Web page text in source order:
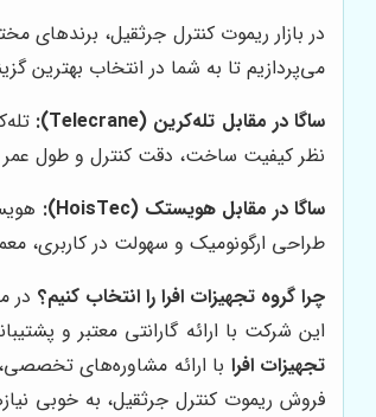
در بازار ریموت کنترل جرثقیل، برندهای
می‌پردازیم تا به شما در انتخاب بهترین
ساگا در مقابل تله‌کرین (Telecrane):
نظر کیفیت ساخت، دقت کنترل و طول عمر
ساگا در مقابل هویستک (HoisTec):
طراحی ارگونومیک و سهولت در کاربری،
چرا گروه تجهیزات افرا را انتخاب کنیم؟ در
این شرکت با ارائه گارانتی معتبر و
تجهیزات افرا با ارائه مشاوره‌های
فروش ریموت کنترل جرثقیل، به خوبی